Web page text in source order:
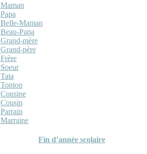
Maman
Papa
Belle-Maman
Beau-Papa
Grand-mère
Grand-père
Frère
Soeur
Tata
Tonton
Cousine
Cousin
Parrain
Marraine
Fin d’année scolaire